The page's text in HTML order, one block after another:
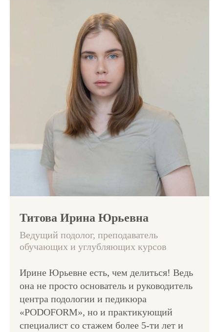
Титова Ирина Юрьевна
Ведущий подолог, преподаватель
обучающих и углубляющих курсов
Ирине Юрьевне есть, чем делиться! Ведь
она не просто основатель и руководитель
центра подологии и педикюра
«PODOFORM», но и практикующий
специалист со стажем более 5-ти лет и